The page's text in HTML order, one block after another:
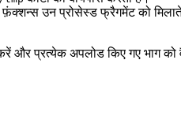
फ़ंक्शन्स उन प्रोसेस्ड फ्रैगमेंट को
करें और प्रत्येक अपलोड किए गए भाग